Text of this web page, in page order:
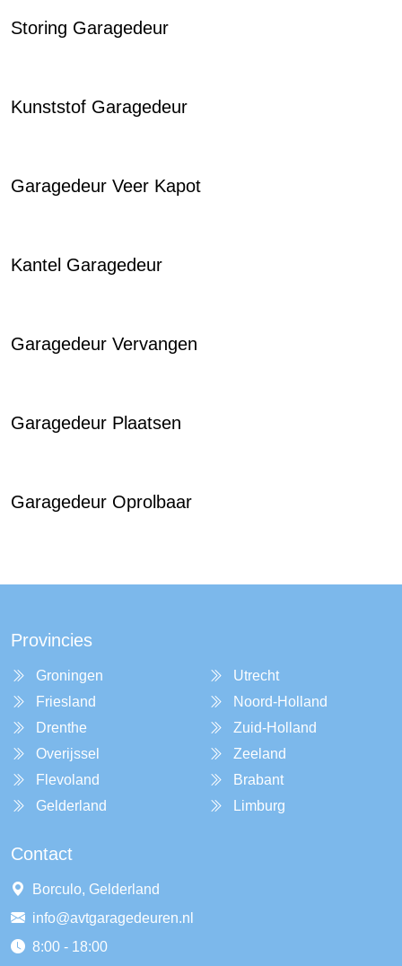
Storing Garagedeur
Kunststof Garagedeur
Garagedeur Veer Kapot
Kantel Garagedeur
Garagedeur Vervangen
Garagedeur Plaatsen
Garagedeur Oprolbaar
Provincies
Groningen
Friesland
Drenthe
Overijssel
Flevoland
Gelderland
Utrecht
Noord-Holland
Zuid-Holland
Zeeland
Brabant
Limburg
Contact
Borculo, Gelderland
info@avtgaragedeuren.nl
8:00 - 18:00